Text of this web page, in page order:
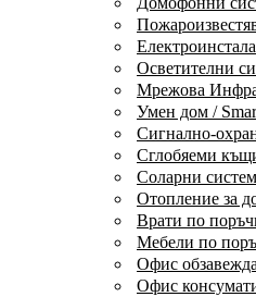
Осветителни
Мрежова
Умен дом /
Сигнално-
Сглобяеми
Соларни
Отопление за
Врати по
Мебели по
Офис
Офис